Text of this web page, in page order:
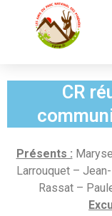
CR
Présents :
Larrouquet –
Rassat –